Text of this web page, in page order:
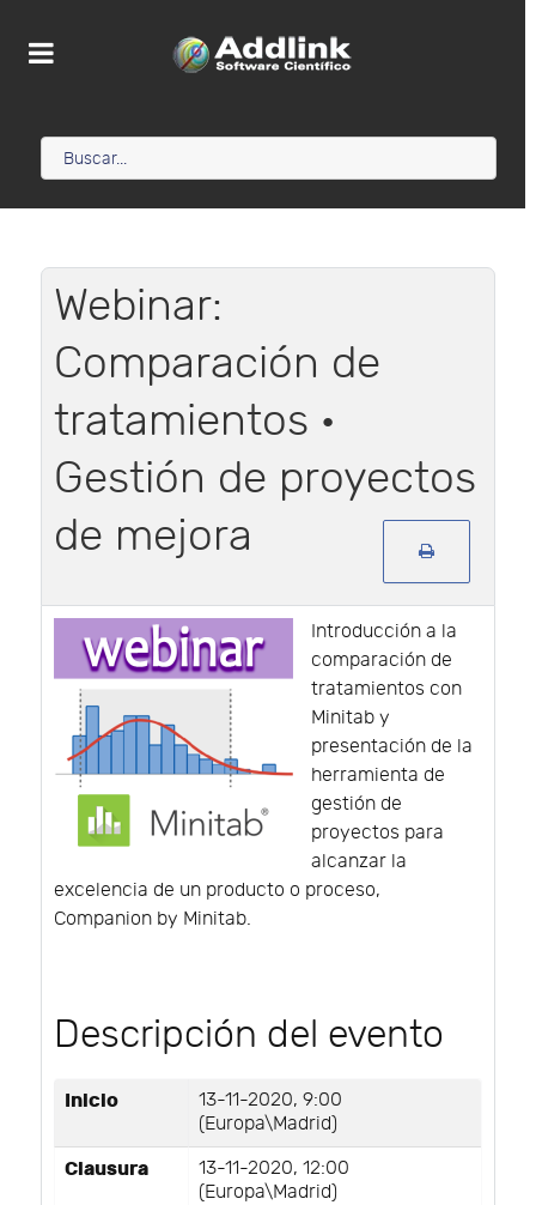
Webinar:
Comparación de
tratamientos ·
Gestión de proyectos
de mejora
Introducción a la
comparación de
tratamientos con
Minitab y
presentación de la
herramienta de
gestión de
proyectos para
alcanzar la
excelencia de un producto o proceso,
Companion by Minitab.
Descripción del evento
Inicio
13-11-2020, 9:00
(Europa\Madrid)
Clausura
13-11-2020, 12:00
(Europa\Madrid)